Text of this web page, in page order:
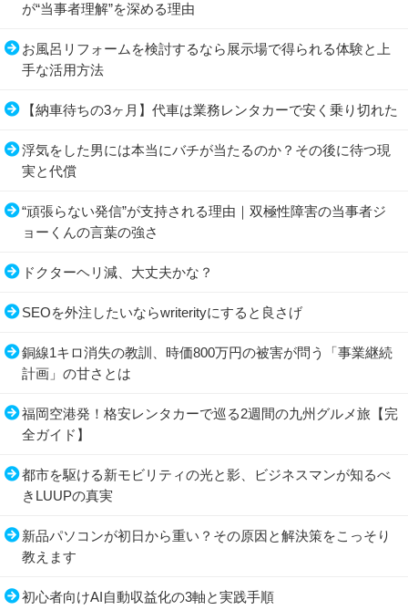
が“当事者理解”を深める理由
お風呂リフォームを検討するなら展示場で得られる体験と上
手な活用方法
【納車待ちの3ヶ月】代車は業務レンタカーで安く乗り切れた
浮気をした男には本当にバチが当たるのか？その後に待つ現
実と代償
“頑張らない発信”が支持される理由｜双極性障害の当事者ジ
ョーくんの言葉の強さ
ドクターヘリ減、大丈夫かな？
SEOを外注したいならwriterityにすると良さげ
銅線1キロ消失の教訓、時価800万円の被害が問う「事業継続
計画」の甘さとは
福岡空港発！格安レンタカーで巡る2週間の九州グルメ旅【完
全ガイド】
都市を駆ける新モビリティの光と影、ビジネスマンが知るべ
きLUUPの真実
新品パソコンが初日から重い？その原因と解決策をこっそり
教えます
初心者向けAI自動収益化の3軸と実践手順